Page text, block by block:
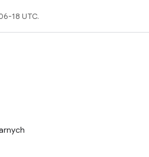
18 UTC.